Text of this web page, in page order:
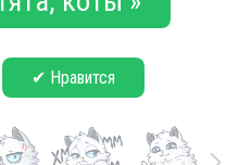
✔ Нравится